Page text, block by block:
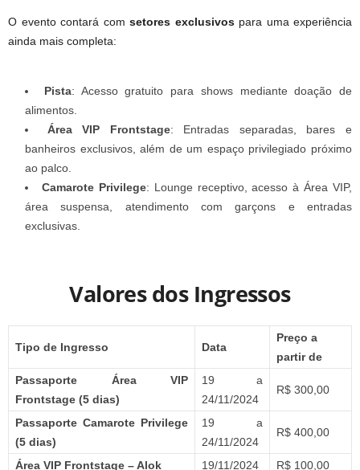
O evento contará com setores exclusivospara uma experiência
ainda mais completa:
Pista: Acesso gratuito para shows mediante doação de
alimentos.
Área VIP Frontstage: Entradas separadas, bares e
banheiros exclusivos, além de um espaço privilegiado próximo
ao palco.
Camarote Privilege: Lounge receptivo, acesso à Área VIP,
área suspensa, atendimento com garçons e entradas
exclusivas.
Valores dos Ingressos
Tipo de Ingresso Data
Preço a
partir de
Passaporte Área VIP
Frontstage (5 dias)
19 a
24/11/2024
R$ 300,00
Passaporte Camarote Privilege
(5 dias)
19 a
24/11/2024
R$ 400,00
Área VIP Frontstage – Alok 19/11/2024
R$ 100,00